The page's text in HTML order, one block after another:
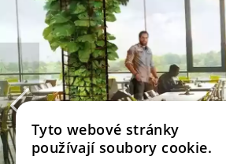
Tyto webové stránky
používají soubory cookie.